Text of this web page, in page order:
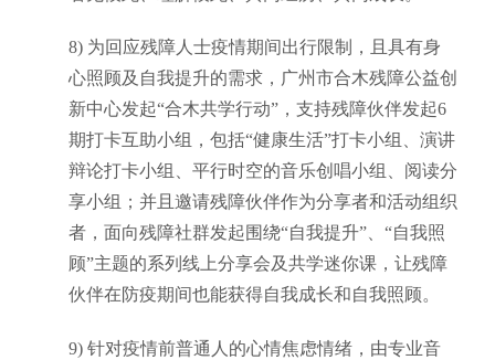
8) 为回应残障人士疫情期间出行限制，且具有身
心照顾及自我提升的需求，广州市合木残障公益创
新中心发起“合木共学行动”，支持残障伙伴发起6
期打卡互助小组，包括“健康生活”打卡小组、演讲
辩论打卡小组、平行时空的音乐创唱小组、阅读分
享小组；并且邀请残障伙伴作为分享者和活动组织
者，面向残障社群发起围绕“自我提升”、“自我照
顾”主题的系列线上分享会及共学迷你课，让残障
伙伴在 防疫期间也能获得自我成长和自我照顾。
9) 针对疫情前普通人的心情焦虑情绪，由专业音